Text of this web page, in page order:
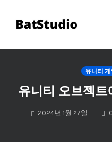
유니티 게
유니티 오브젝
2024년 1월 27일 0